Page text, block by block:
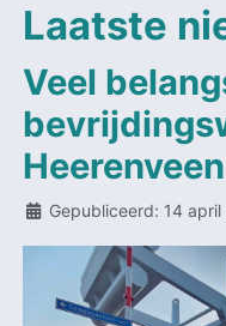
Laatste
Veel
Heerenveen
Details
Gepubliceerd: 14 april